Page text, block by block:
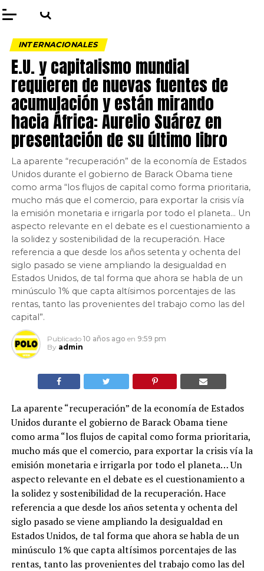
INTERNACIONALES
E.U. y capitalismo mundial
requieren de nuevas fuentes de
acumulación y están mirando
hacia África: Aurelio Suárez en
presentación de su último libro
La aparente “recuperación” de la economía de Estados
Unidos durante el gobierno de Barack Obama tiene
como arma “los flujos de capital como forma prioritaria,
mucho más que el comercio, para exportar la crisis vía
la emisión monetaria e irrigarla por todo el planeta… Un
aspecto relevante en el debate es el cuestionamiento a
la solidez y sostenibilidad de la recuperación. Hace
referencia a que desde los años setenta y ochenta del
siglo pasado se viene ampliando la desigualdad en
Estados Unidos, de tal forma que ahora se habla de un
minúsculo 1% que capta altísimos porcentajes de las
rentas, tanto las provenientes del trabajo como las del
capital”.
Publicado 10 años ago en 9:59 pm
By admin
La aparente “recuperación” de la economía de Estados
Unidos durante el gobierno de Barack Obama tiene
como arma “los flujos de capital como forma prioritaria,
mucho más que el comercio, para exportar la crisis vía la
emisión monetaria e irrigarla por todo el planeta… Un
aspecto relevante en el debate es el cuestionamiento a
la solidez y sostenibilidad de la recuperación. Hace
referencia a que desde los años setenta y ochenta del
siglo pasado se viene ampliando la desigualdad en
Estados Unidos, de tal forma que ahora se habla de un
minúsculo 1% que capta altísimos porcentajes de las
rentas, tanto las provenientes del trabajo como las del